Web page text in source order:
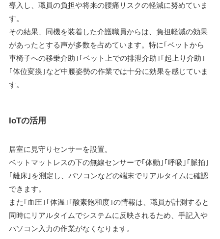
導入し、職員の負担や将来の腰痛リスクの軽減に努めていま
す。
その結果、同機を装着した介護職員からは、負担軽減の効果
があったとする声が多数を占めています。特に｢ベットから
車椅子への移乗介助｣｢ベット上での排泄介助｣｢起上り介助｣
｢体位変換｣など中腰姿勢の作業では十分に効果を感じていま
す。
IoTの活用
居室に見守りセンサーを設置。
ベットマットレスの下の無線センサーで｢体動｣｢呼吸｣｢脈拍｣
｢離床｣を測定し、パソコンなどの端末でリアルタイムに確認
できます。
また｢血圧｣｢体温｣｢酸素飽和度｣の情報は、職員が計測すると
同時にリアルタイムでシステムに反映されるため、手記入や
パソコン入力の作業がなくなります。